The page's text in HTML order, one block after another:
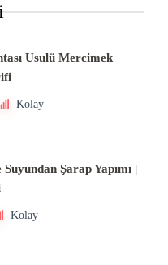
Usulü Mercimek
Kolay
Şarap Yapımı |
Kolay